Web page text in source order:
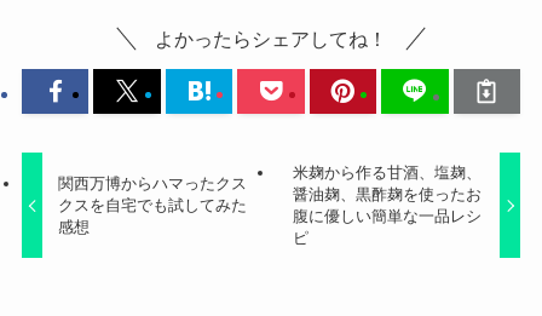
よかったらシェアしてね！
関西万博からハマったクス
クスを自宅でも試してみた
感想
米麹から作る甘酒、塩麹、
醤油麹、黒酢麹を使ったお
腹に優しい簡単な一品レシ
ピ